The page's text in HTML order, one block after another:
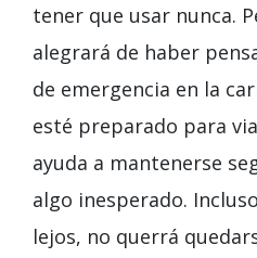
tener que usar nunca.
alegrará de haber
de emergencia en la
esté preparado para
ayuda a mantenerse
algo inesperado.
lejos, no querrá